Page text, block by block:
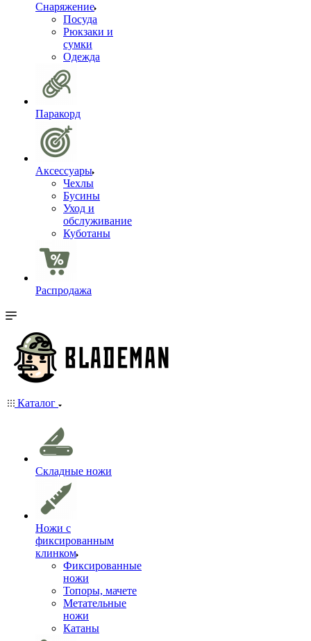
Снаряжение
Посуда
Рюкзаки и
сумки
Одежда
Паракорд
Аксессуары
Чехлы
Бусины
Уход и
обслуживание
Куботаны
Распродажа
Каталог
Складные ножи
Ножи с
фиксированным
клинком
Фиксированные
ножи
Топоры, мачете
Метательные
ножи
Катаны